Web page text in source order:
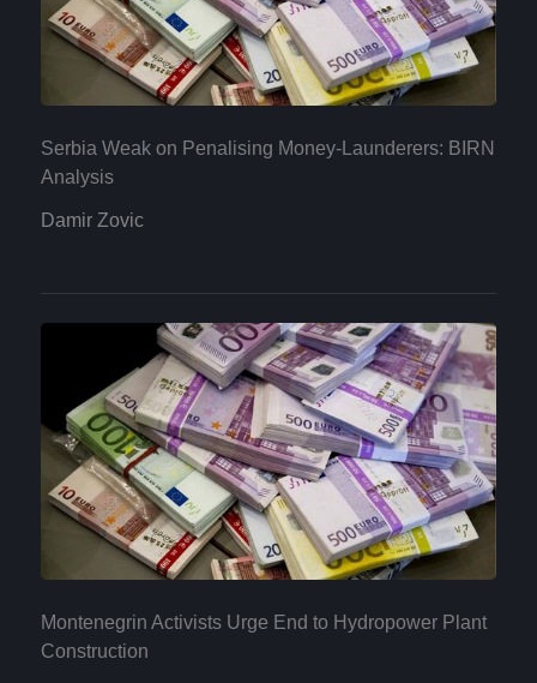
Serbia Weak on Penalising Money-Launderers: BIRN
Analysis
Damir Zovic
Montenegrin Activists Urge End to Hydropower Plant
Construction